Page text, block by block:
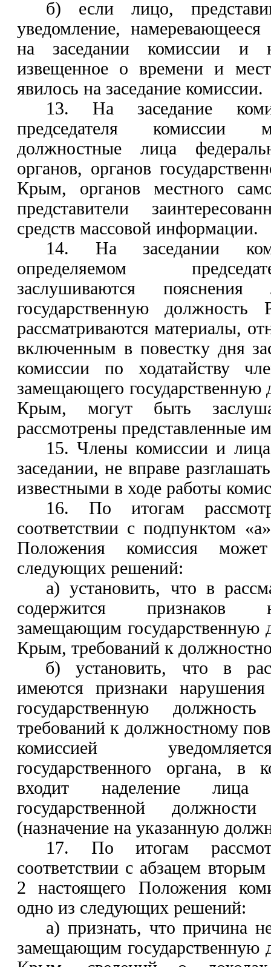
б) если лицо,
уведомление, намеревающееся
на заседании комиссии и
извещенное о времени и
явилось на заседание комиссии.
13. На заседание
председателя комиссии
должностные лица
органов, органов
Крым, органов местного
представители
средств массовой информации.
14. На заседании
определяемом
заслушиваются
государственную
рассматриваются материалы,
включенным в повестку дня
комиссии по ходатайству
замещающего государственную
Крым, могут быть
рассмотрены представленные
15. Члены комиссии и
заседании, не вправе
известными в ходе работы
16. По итогам
соответствии сподпунктом
Положения комиссия
следующих решений:
а) установить, что в
содержится признаков
замещающим государственную
Крым, требований к
б) установить, что в
имеются признаки
государственную
требований к должностному
комиссией
государственного органа, в
входит наделение лица
государственной
(назначение на указанную
17. По итогам
соответствии с абзацем
2 настоящего Положения
одно из следующих решений:
а) признать, что причина
замещающим государственную